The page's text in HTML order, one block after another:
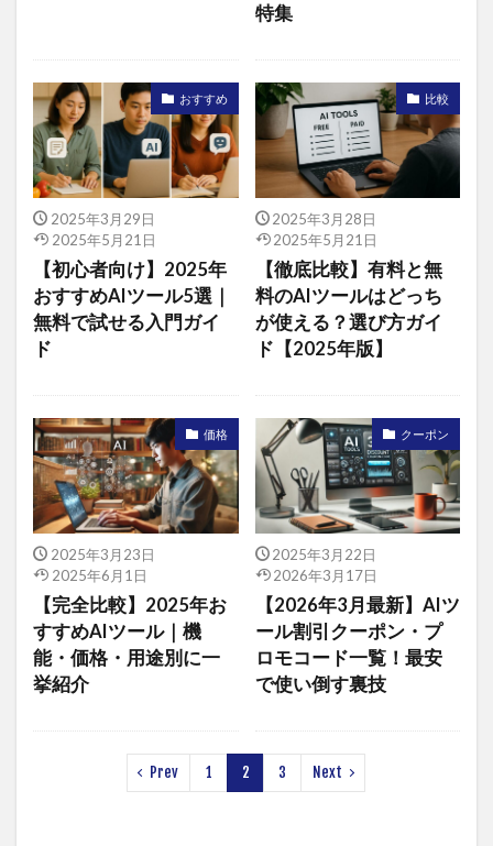
特集
おすすめ
2025年3月29日
2025年5月21日
【初心者向け】2025年
おすすめAIツール5選｜
無料で試せる入門ガイ
ド
比較
2025年3月28日
2025年5月21日
【徹底比較】有料と無
料のAIツールはどっち
が使える？選び方ガイ
ド【2025年版】
価格
2025年3月23日
2025年6月1日
【完全比較】2025年お
すすめAIツール｜機
能・価格・用途別に一
挙紹介
クーポン
2025年3月22日
2026年3月17日
【2026年3月最新】AIツ
ール割引クーポン・プ
ロモコード一覧！最安
で使い倒す裏技
Prev 1 2 3 Next